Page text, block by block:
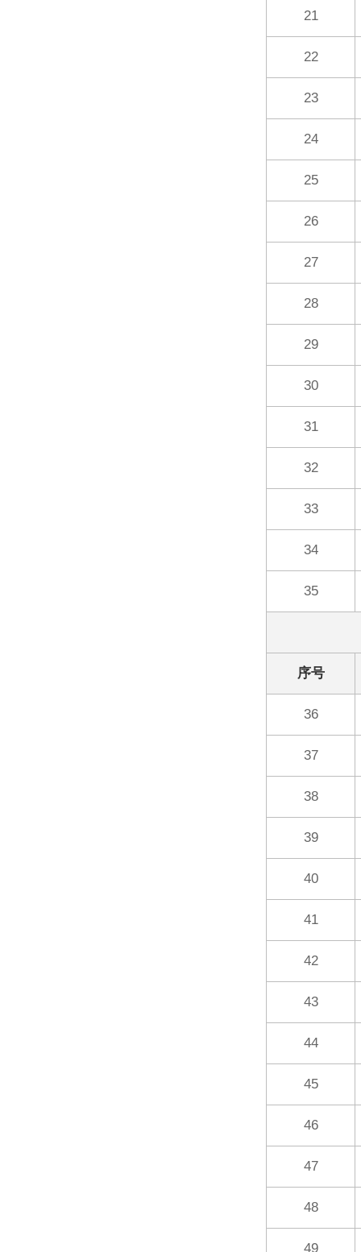
21
22
23
24
25
26
27
28
29
30
31
32
33
34
35
序号
36
37
38
39
40
41
42
43
44
45
46
47
48
49